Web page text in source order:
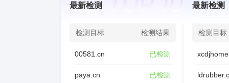
最新检测
检测目标 检测结果
00581.cn 已检测
paya.cn 已检测
最新检测
检测目标